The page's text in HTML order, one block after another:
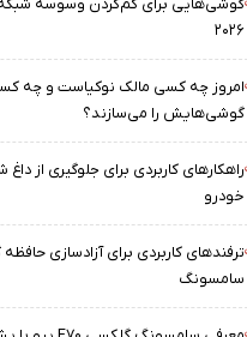
گوشی‌هایی برای کم‌کردن وسوسه
۲۰۲۶
امروز چه کسی مالک نوکیاست و چه
گوشی‌هایش را می‌سازند؟
راهکارهای کاربردی برای جلوگیری از
خودرو
ترفندهای کاربردی برای آزادسازی
سامسونگ